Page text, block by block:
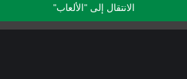
الانتقال إلى "الألعاب"